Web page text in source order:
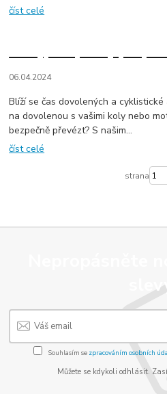
číst celé
06.04.2024
Blíží se čas dovolených a
na dovolenou s vašimi koly nebo
bezpečně převézt? S našim...
číst celé
strana
Nepropásněte
Souhlasím se zpracováním osobních
Můžete se kdykoli odhlásit.